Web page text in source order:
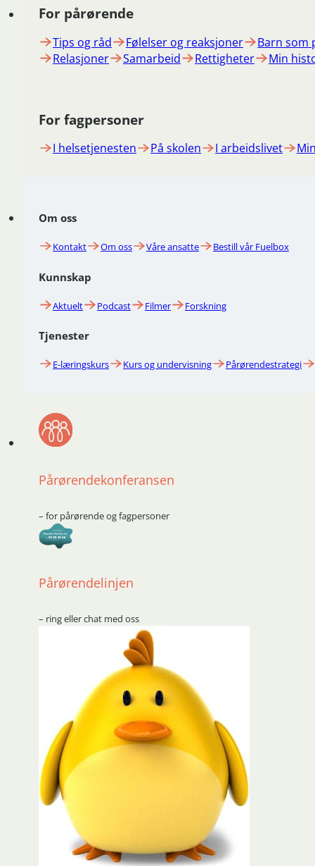
For pårørende
Tips og råd Følelser og reaksjoner
Barn som
Relasjoner
Samarbeid Rettigheter Min
For fagpersoner
I helsetjenesten På skolen I arbeidslivet
Om oss
Kontakt Om oss Våre ansatte Bestill vår Fuelbox
Kunnskap
Aktuelt Podcast Filmer Forskning
Tjenester
E-læringskurs Kurs og undervisning Pårørendestrategi
Pårørendekonferansen
– for pårørende og fagpersoner
Pårørendelinjen
– ring eller chat med oss